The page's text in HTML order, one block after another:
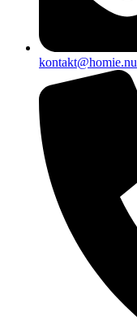
kontakt@homie.nu